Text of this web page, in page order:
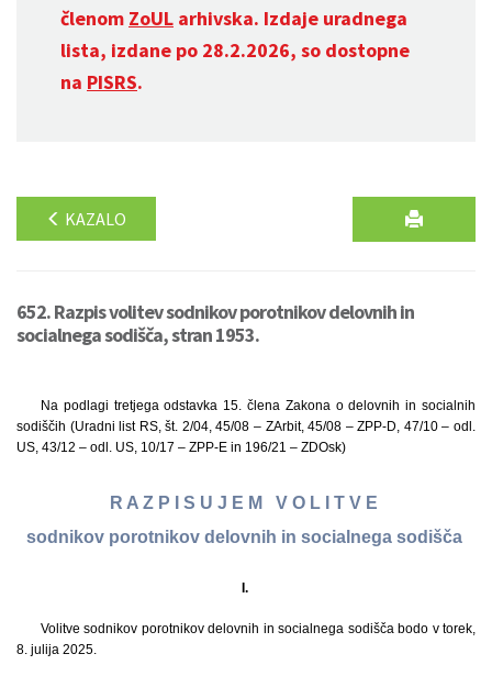
členom ZoUL arhivska. Izdaje uradnega
lista, izdane po 28.2.2026, so dostopne
na PISRS.
KAZALO
652. Razpis volitev sodnikov porotnikov delovnih in
socialnega sodišča, stran 1953.
Na podlagi tretjega odstavka 15. člena Zakona o delovnih in socialnih
sodiščih (Uradni list RS, št. 2/04, 45/08 – ZArbit, 45/08 – ZPP-D, 47/10 – odl.
US, 43/12 – odl. US, 10/17 – ZPP-E in 196/21 – ZDOsk)
R A Z P I S U J E M V O L I T V E
sodnikov porotnikov delovnih in socialnega sodišča
I.
Volitve sodnikov porotnikov delovnih in socialnega sodišča bodo v torek,
8. julija 2025.